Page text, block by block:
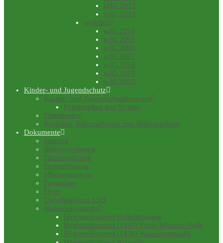
mJG 2012
mJG 2013
weiblich
wJG 2004
wJG 2005
wJG 2006
wJG 2007
wJG 2008
wJG 2009
wJG 2010
Kinder- und Jugendschutz
Kinder- und Jugendschutzkonzept
Fotographen des Vereins
Ehrenkodex
Kontakte, Informationen und Hilfeangebote
Dokumente
Satzung
Beitragsordnung
Finanzordnung
Ehrenordnung
Mitgliedsantrag
Formulare
Flyer
Unfallmeldung LSB
Hygienekonzepte
Hygienekonzept Hallentraining
Hygienekonzept (1440) Erich-Wünsch-Halle
Hygienekonzept (1430) Wasserturmhalle